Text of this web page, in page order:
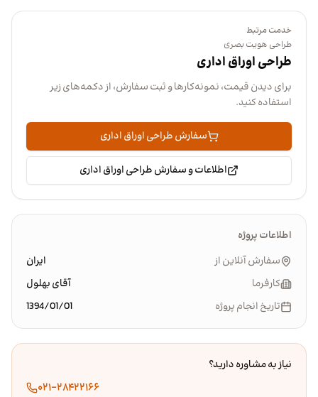
خدمت مرتبط
طراحی هویت بصری
طراحی اوراق اداری
برای دیدن قیمت، نمونه‌کارها و ثبت سفارش، از دکمه‌های زیر
استفاده کنید.
سفارش طراحی اوراق اداری
اطلاعات و سفارش طراحی اوراق اداری
اطلاعات پروژه
سفارش آنلاین از
ایران
کارفرما
آقای بهلول
تاریخ انجام پروژه
1394/01/01
نیاز به مشاوره دارید؟
۰۲۱-۲۸۴۲۲۱۶۶